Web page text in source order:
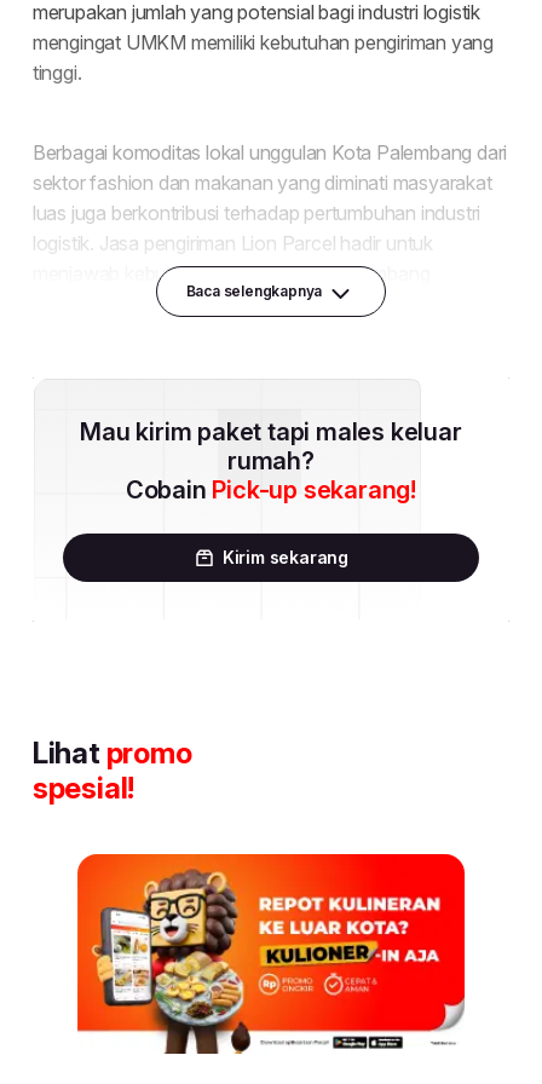
Baca selengkapnya
Mau kirim paket tapi males keluar
rumah?
Cobain Pick-up sekarang!
Kirim sekarang
Lihat promo
spesial!